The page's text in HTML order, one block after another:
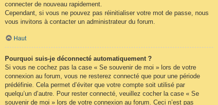
connecter de nouveau rapidement.
Cependant, si vous ne pouvez pas réinitialiser votre mot de passe, nous
vous invitons à contacter un administrateur du forum.
Haut
Pourquoi suis-je déconnecté automatiquement ?
Si vous ne cochez pas la case « Se souvenir de moi » lors de votre
connexion au forum, vous ne resterez connecté que pour une période
prédéfinie. Cela permet d’éviter que votre compte soit utilisé par
quelqu’un d’autre. Pour rester connecté, veuillez cocher la case « Se
souvenir de moi » lors de votre connexion au forum. Ceci n’est pas